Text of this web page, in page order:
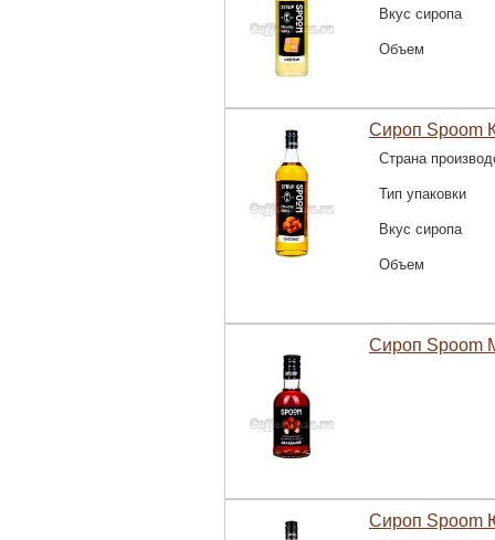
Вкус сиропа
Объем
Сироп Spoom
Страна
Тип упаковки
Вкус сиропа
Объем
Сироп Spoom
Сироп Spoom